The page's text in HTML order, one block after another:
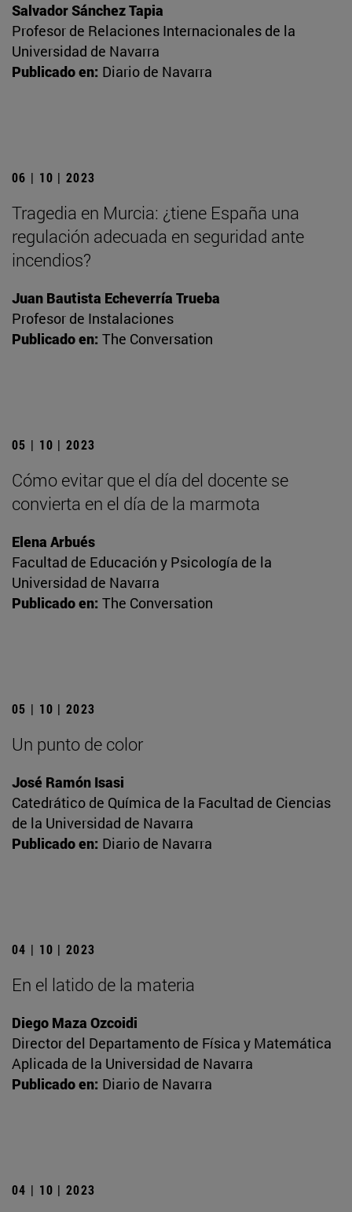
Salvador Sánchez Tapia
Profesor de Relaciones Internacionales de la
Universidad de Navarra
Publicado en: Diario de Navarra
06 | 10 | 2023
Tragedia en Murcia: ¿tiene España una
regulación adecuada en seguridad ante
incendios?
Juan Bautista Echeverría Trueba
Profesor de Instalaciones
Publicado en: The Conversation
05 | 10 | 2023
Cómo evitar que el día del docente se
convierta en el día de la marmota
Elena Arbués
Facultad de Educación y Psicología de la
Universidad de Navarra
Publicado en: The Conversation
05 | 10 | 2023
Un punto de color
José Ramón Isasi
Catedrático de Química de la Facultad de Ciencias
de la Universidad de Navarra
Publicado en: Diario de Navarra
04 | 10 | 2023
En el latido de la materia
Diego Maza Ozcoidi
Director del Departamento de Física y Matemática
Aplicada de la Universidad de Navarra
Publicado en: Diario de Navarra
04 | 10 | 2023